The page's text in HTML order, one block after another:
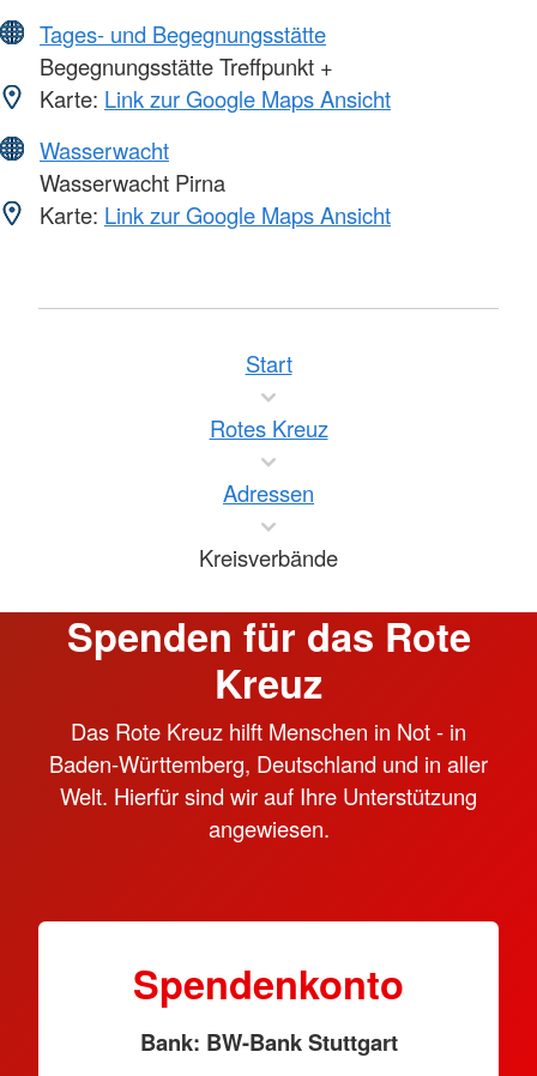
Tages- und Begegnungsstätte
Begegnungsstätte Treffpunkt +
Karte: Link zur Google Maps Ansicht
Wasserwacht
Wasserwacht Pirna
Karte: Link zur Google Maps Ansicht
Start
Rotes Kreuz
Adressen
Kreisverbände
Spenden für das Rote
Kreuz
Das Rote Kreuz hilft Menschen in Not - in
Baden-Württemberg, Deutschland und in aller
Welt. Hierfür sind wir auf Ihre Unterstützung
angewiesen.
Spendenkonto
Bank: BW-Bank Stuttgart